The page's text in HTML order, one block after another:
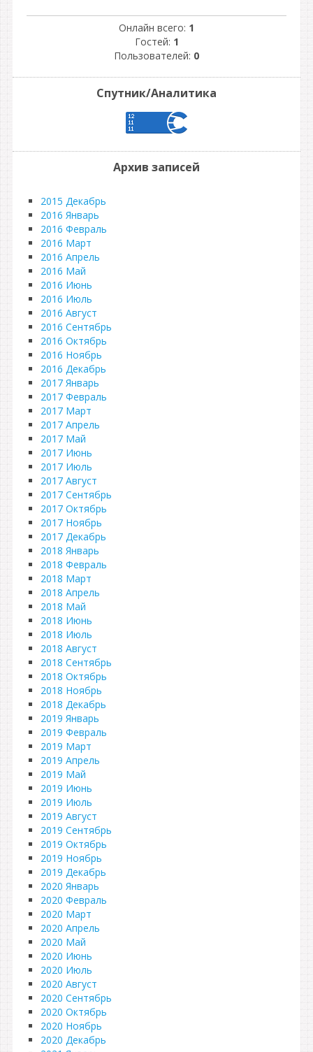
Онлайн всего: 1
Гостей: 1
Пользователей: 0
Спутник/Аналитика
Архив записей
2015 Декабрь
2016 Январь
2016 Февраль
2016 Март
2016 Апрель
2016 Май
2016 Июнь
2016 Июль
2016 Август
2016 Сентябрь
2016 Октябрь
2016 Ноябрь
2016 Декабрь
2017 Январь
2017 Февраль
2017 Март
2017 Апрель
2017 Май
2017 Июнь
2017 Июль
2017 Август
2017 Сентябрь
2017 Октябрь
2017 Ноябрь
2017 Декабрь
2018 Январь
2018 Февраль
2018 Март
2018 Апрель
2018 Май
2018 Июнь
2018 Июль
2018 Август
2018 Сентябрь
2018 Октябрь
2018 Ноябрь
2018 Декабрь
2019 Январь
2019 Февраль
2019 Март
2019 Апрель
2019 Май
2019 Июнь
2019 Июль
2019 Август
2019 Сентябрь
2019 Октябрь
2019 Ноябрь
2019 Декабрь
2020 Январь
2020 Февраль
2020 Март
2020 Апрель
2020 Май
2020 Июнь
2020 Июль
2020 Август
2020 Сентябрь
2020 Октябрь
2020 Ноябрь
2020 Декабрь